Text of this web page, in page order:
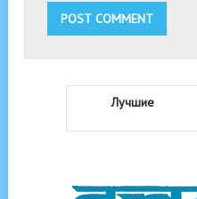
Лучшие